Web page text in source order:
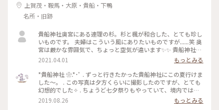
上賀茂・鞍馬・大原・貴船・下鴨
名所・旧跡
貴船神社奥宮にある連理の杉。杉と楓が和合した、とても珍し
いものです。 夫婦はこういう風にありたいものですが......笑 奥
宮は厳かな雰囲気で、ちょっと空気が違います✨✨ 貴船神社ま
で行かれたら、是非行ってみてほしいです。
2021.04.01
もっとみる
*貴船神社 ❀.*･ﾟ . ずっと行きたかった貴船神社にこの夏行けま
した～。 . この写真は夕方くらいに撮影したのですが、とても
幻想的でした✧︎ . ちょうど七夕祭りもやっていて、境内では七
夕がたくさんありました🎋✧̣̥̇ . #貴船神社 #神社巡り #旅のひと
とき #夏旅2019
2019.08.26
もっとみる